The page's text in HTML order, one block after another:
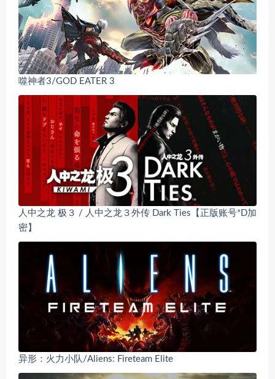
噬神者3/GOD EATER 3
人中之龙 极３ / 人中之龙３外传 Dark Ties【正版账号*D加
密】
异形：火力小队/Aliens: Fireteam Elite